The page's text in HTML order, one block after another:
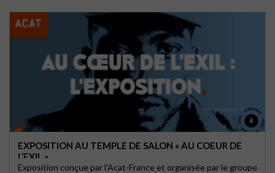
EXPOSITION AU TEMPLE DE SALON « AU COEUR DE
L’EXIL »
Exposition conçue par l'Acat-France et organisée par le groupe